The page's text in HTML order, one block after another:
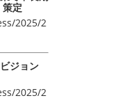
定
2025/2
ジョン
2025/2